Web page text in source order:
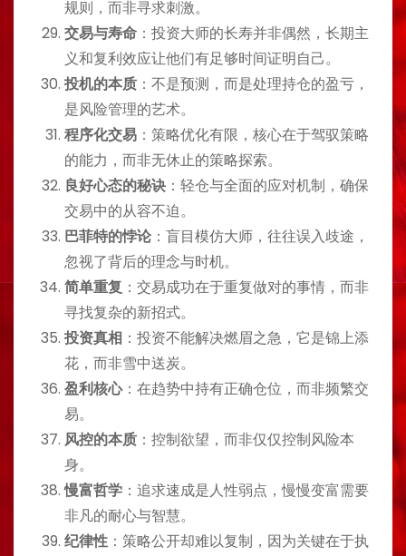
规则，而非寻求刺激。
交易与寿命 ：投资大师的长寿并非偶然，长期主
义和复利效应让他们有足够时间证明自己。
投机的本质 ：不是预测，而是处理持仓的盈亏，
是风险管理的艺术。
程序化交易 ：策略优化有限，核心在于驾驭策略
的能力，而非无休止的策略探索。
良好心态的秘诀 ：轻仓与全面的应对机制，确保
交易中的从容不迫。
巴菲特的悖论：盲目模仿大师，往往误入歧途，
忽视了背后的理念与时机。
简单重复 ：交易成功在于重复做对的事情，而非
寻找复杂的新招式。
投资真相 ：投资不能解决燃眉之急，它是锦上添
花，而非雪中送炭。
盈利核心：在趋势中持有正确仓位，而非频繁交
易。
风控的本质 ：控制欲望，而非仅仅控制风险本
身。
慢富哲学 ：追求速成是人性弱点，慢慢变富需要
非凡的耐心与智慧。
纪律性 ：策略公开却难以复制，因为关键在于执